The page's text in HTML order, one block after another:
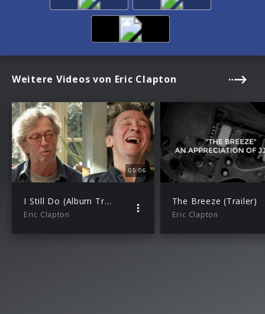
Weitere Videos von Eric Clapton
05:06
I Still Do (Album Trailer)
Eric Clapton
The Breeze (Trailer)
Eric Clapton